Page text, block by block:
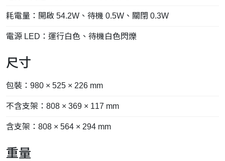
耗電量：開啟 54.2W、待機 0.5W、關閉 0.3W
電源 LED：運行白色、待機白色閃爍
尺寸
包裝：980 × 525 × 226 mm
不含支架：808 × 369 × 117 mm
含支架：808 × 564 × 294 mm
重量